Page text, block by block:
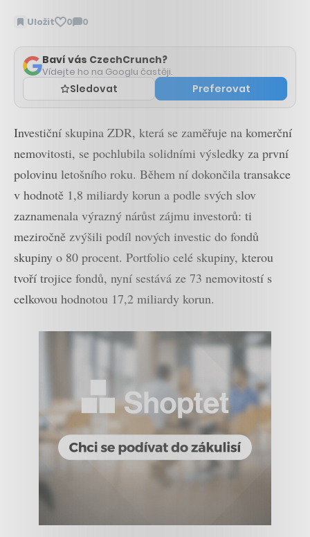
Uložit 0 0
Zobrazit
Baví vás CzechCrunch?
Vídejte ho na Googlu častěji.
Sledovat Preferovat
Investiční skupina ZDR, která se zaměřuje na komerční
nemovitosti, se pochlubila solidními výsledky za první
polovinu letošního roku. Během ní dokončila transakce
v hodnotě 1,8 miliardy korun a podle svých slov
zaznamenala výrazný nárůst zájmu investorů: ti
meziročně zvýšili podíl nových investic do fondů
skupiny o 80 procent. Portfolio celé skupiny, kterou
tvoří trojice fondů, nyní sestává ze 73 nemovitostí s
celkovou hodnotou 17,2 miliardy korun.